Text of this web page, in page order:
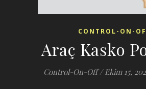
CONTROL-ON-
Araç Kasko
Control-On-Off / Ekim 15,